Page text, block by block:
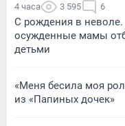
4 часа 3 595 6
С рождения в
осужденные мамы
детьми
«Меня бесила моя
из «Папиных дочек»